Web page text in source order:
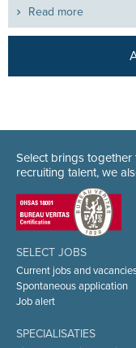
Read more
Select brings
recruiting talent, we
SELECT JOBS
Current jobs and
Spontaneous application
Job alert
SPECIALISATIES